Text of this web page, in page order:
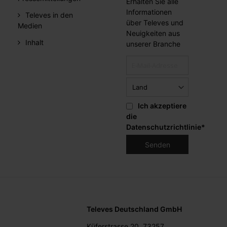
Televes in den
Medien
Inhalt
Informationen
über Televes und
Neuigkeiten aus
unserer Branche
Ich akzeptiere
die
Datenschutzrichtlinie*
Televes Deutschland GmbH